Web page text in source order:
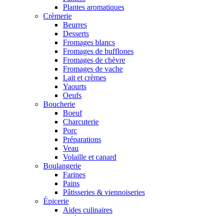
Plantes aromatiques
Crèmerie
Beurres
Desserts
Fromages blancs
Fromages de bufflones
Fromages de chèvre
Fromages de vache
Lait et crèmes
Yaourts
Oeufs
Boucherie
Boeuf
Charcuterie
Porc
Préparations
Veau
Volaille et canard
Boulangerie
Farines
Pains
Pâtisseries & viennoiseries
Épicerie
Aides culinaires